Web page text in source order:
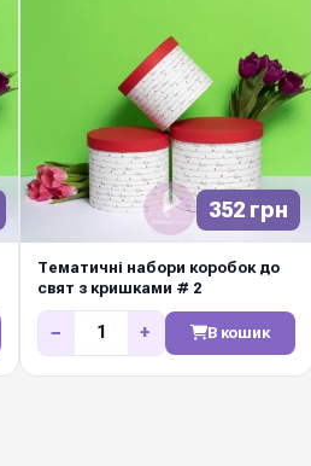
352 грн
Тематичні набори коробок до
свят з кришками # 2
− + В кошик